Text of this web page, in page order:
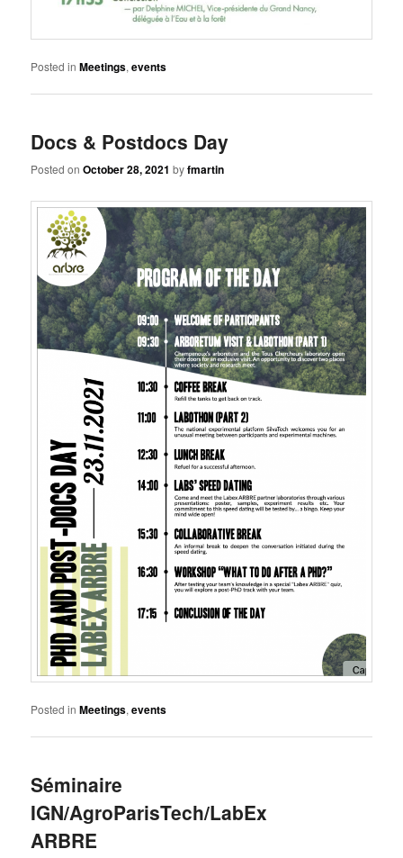
Posted in Meetings,events
Docs & Postdocs Day
Posted onOctober 28, 2021 byfmartin
Posted in Meetings,events
Séminaire
IGN/AgroParisTech/LabEx
ARBRE